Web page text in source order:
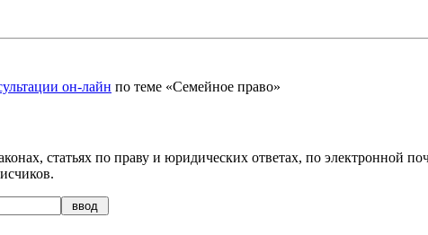
он-лайн по теме «Семейное право»
статьях по праву и юридических ответах, по электронной